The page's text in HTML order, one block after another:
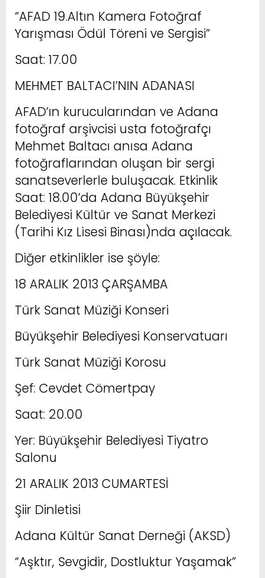
“AFAD 19.Altın Kamera Fotoğraf
Yarışması Ödül Töreni ve Sergisi”
Saat: 17.00
MEHMET BALTACI’NIN ADANASI
AFAD’ın kurucularından ve Adana
fotoğraf arşivcisi usta fotoğrafçı
Mehmet Baltacı anısa Adana
fotoğraflarından oluşan bir sergi
sanatseverlerle buluşacak. Etkinlik
Saat: 18.00’da Adana Büyükşehir
Belediyesi Kültür ve Sanat Merkezi
(Tarihi Kız Lisesi Binası)nda açılacak.
Diğer etkinlikler ise şöyle:
18 ARALIK 2013 ÇARŞAMBA
Türk Sanat Müziği Konseri
Büyükşehir Belediyesi Konservatuarı
Türk Sanat Müziği Korosu
Şef: Cevdet Cömertpay
Saat: 20.00
Yer: Büyükşehir Belediyesi Tiyatro
Salonu
21 ARALIK 2013 CUMARTESİ
Şiir Dinletisi
Adana Kültür Sanat Derneği (AKSD)
“Aşktır, Sevgidir, Dostluktur Yaşamak”